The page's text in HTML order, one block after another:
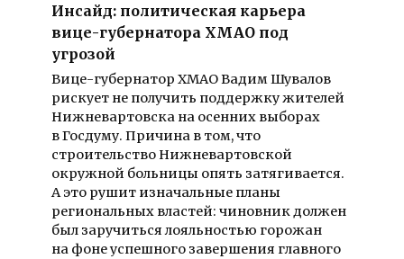
Инсайд: политическая карьера
вице-губернатора ХМАО под
угрозой
Вице-губернатор ХМАО Вадим Шувалов
рискует не получить поддержку жителей
Нижневартовска на осенних выборах
в Госдуму. Причина в том, что
строительство Нижневартовской
окружной больницы опять затягивается.
А это рушит изначальные планы
региональных властей: чиновник должен
был заручиться лояльностью горожан
на фоне успешного завершения главного